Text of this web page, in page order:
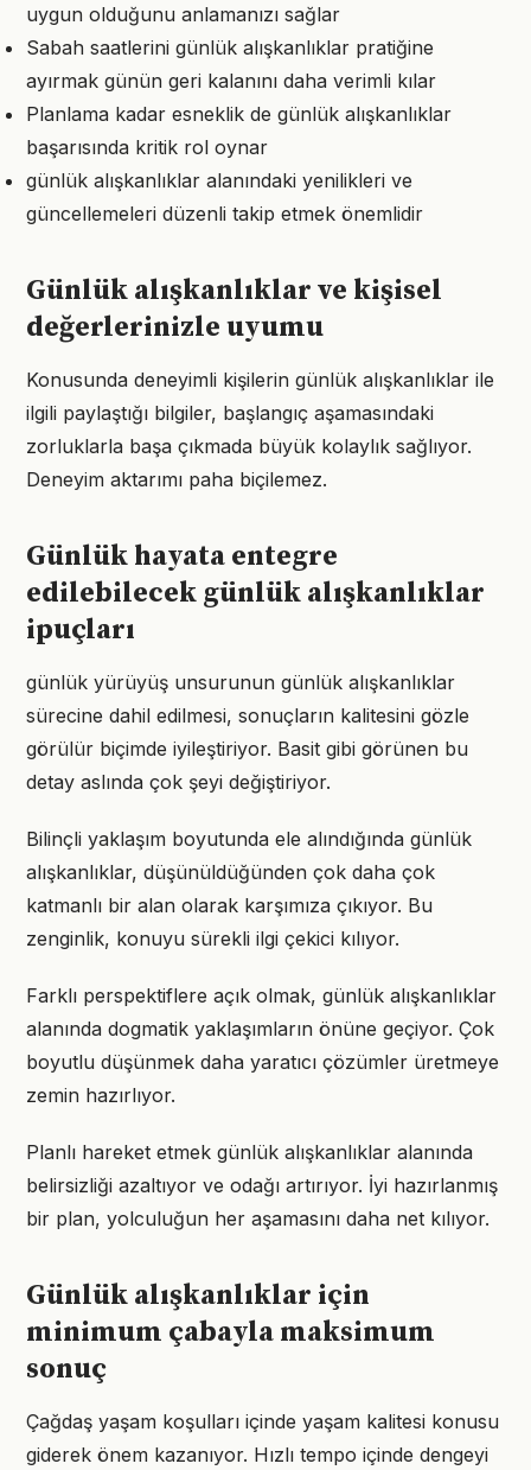
uygun olduğunu anlamanızı sağlar
Sabah saatlerini günlük alışkanlıklar pratiğine
ayırmak günün geri kalanını daha verimli kılar
Planlama kadar esneklik de günlük alışkanlıklar
başarısında kritik rol oynar
günlük alışkanlıklar alanındaki yenilikleri ve
güncellemeleri düzenli takip etmek önemlidir
Günlük alışkanlıklar ve kişisel
değerlerinizle uyumu
Konusunda deneyimli kişilerin günlük alışkanlıklar ile
ilgili paylaştığı bilgiler, başlangıç aşamasındaki
zorluklarla başa çıkmada büyük kolaylık sağlıyor.
Deneyim aktarımı paha biçilemez.
Günlük hayata entegre
edilebilecek günlük alışkanlıklar
ipuçları
günlük yürüyüş unsurunun günlük alışkanlıklar
sürecine dahil edilmesi, sonuçların kalitesini gözle
görülür biçimde iyileştiriyor. Basit gibi görünen bu
detay aslında çok şeyi değiştiriyor.
Bilinçli yaklaşım boyutunda ele alındığında günlük
alışkanlıklar, düşünüldüğünden çok daha çok
katmanlı bir alan olarak karşımıza çıkıyor. Bu
zenginlik, konuyu sürekli ilgi çekici kılıyor.
Farklı perspektiflere açık olmak, günlük alışkanlıklar
alanında dogmatik yaklaşımların önüne geçiyor. Çok
boyutlu düşünmek daha yaratıcı çözümler üretmeye
zemin hazırlıyor.
Planlı hareket etmek günlük alışkanlıklar alanında
belirsizliği azaltıyor ve odağı artırıyor. İyi hazırlanmış
bir plan, yolculuğun her aşamasını daha net kılıyor.
Günlük alışkanlıklar için
minimum çabayla maksimum
sonuç
Çağdaş yaşam koşulları içinde yaşam kalitesi konusu
giderek önem kazanıyor. Hızlı tempo içinde dengeyi